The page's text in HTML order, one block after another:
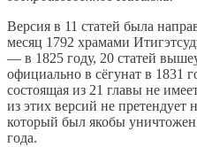
Версия в 11 статей была
месяц 1792 храмами
— в 1825 году, 20 статей
официально в сёгунат в 1831
состоящая из 21 главы не
из этих версий не претендует
который был якобы
года.